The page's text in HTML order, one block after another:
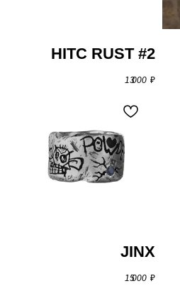
HITC RUST #2
13 000 ₽
JINX
15 000 ₽
кольца